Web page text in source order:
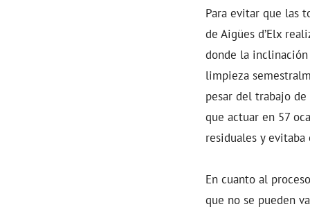
Para evitar que las
de Aigües d’Elx
donde la
limpieza
pesar del trabajo
que actuar en 57
residuales y
En cuanto al
que no se pueden